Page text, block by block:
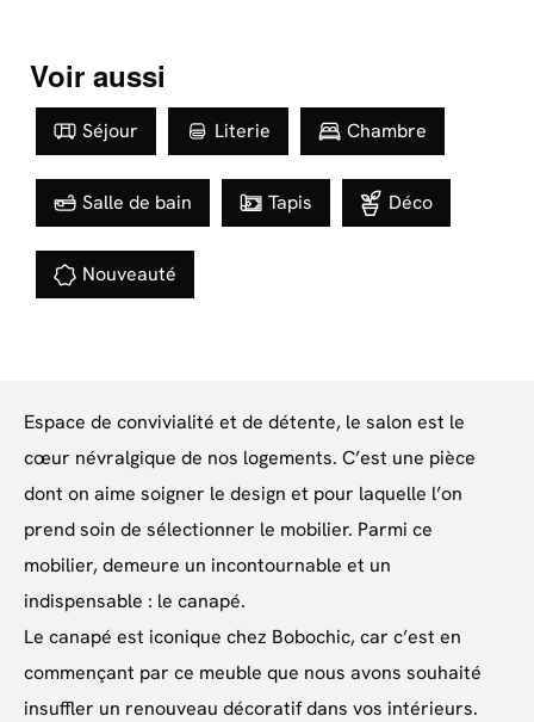
Voir aussi
Séjour Literie Chambre
Salle de bain Tapis Déco
Nouveauté
Espace de convivialité et de détente, le salon est le
cœur névralgique de nos logements. C’est une pièce
dont on aime soigner le design et pour laquelle l’on
prend soin de sélectionner le mobilier. Parmi ce
mobilier, demeure un incontournable et un
indispensable : le canapé.
Le canapé est iconique chez Bobochic, car c’est en
commençant par ce meuble que nous avons souhaité
insuffler un renouveau décoratif dans vos intérieurs.